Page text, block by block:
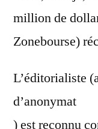
million de
Zonebourse)
L’éditorialiste
d’anonymat
) est reconnu